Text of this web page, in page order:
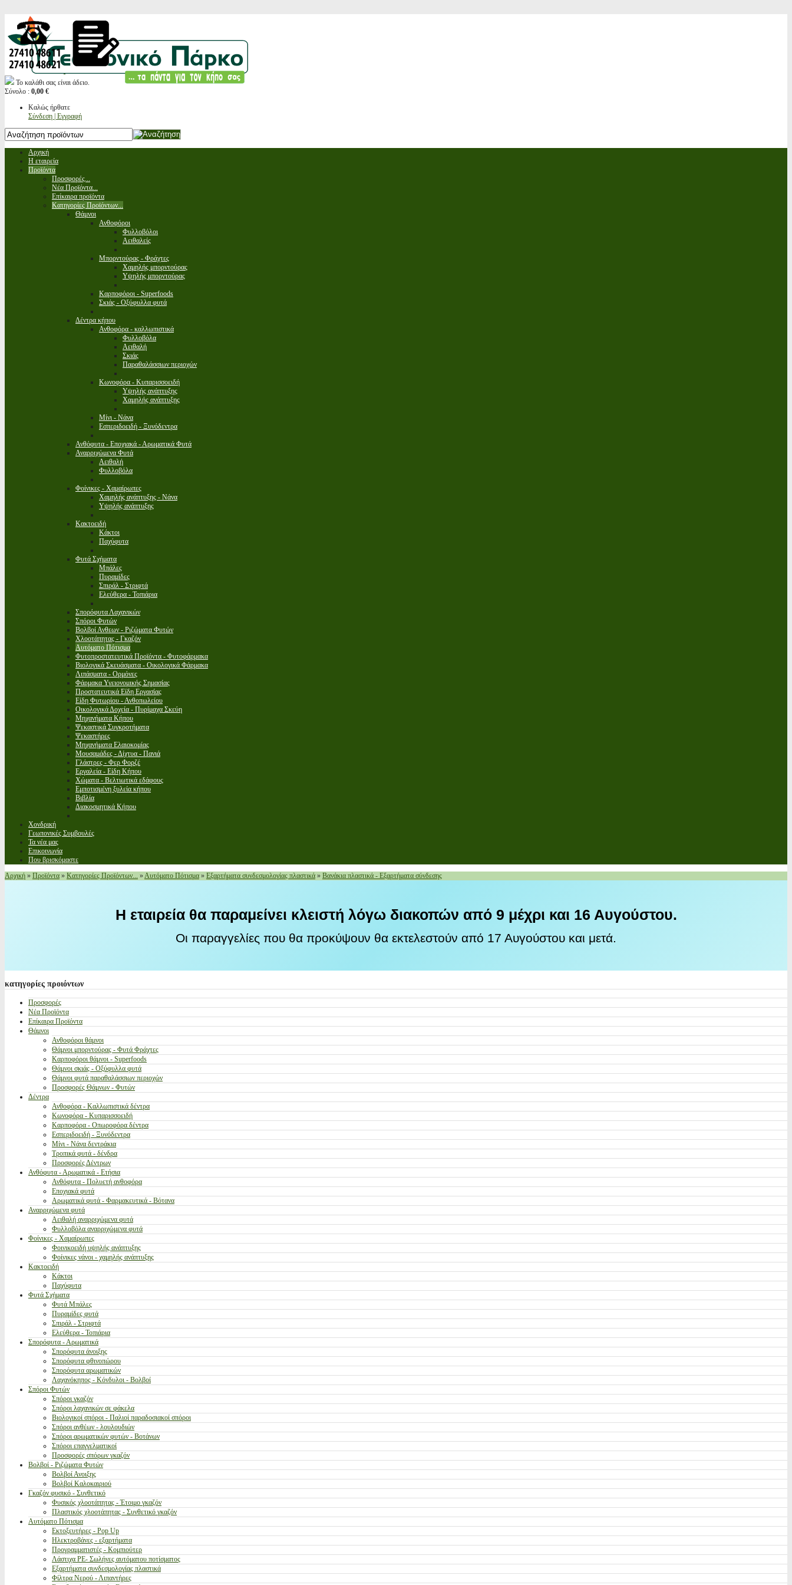
Το καλάθι σας είναι άδειο.
Σύνολο : 0,00 €
Καλώς ήρθατε
Σύνδεση | Εγγραφή
Αρχική
Η εταιρεία
Προϊόντα
Προσφορές...
Νέα Προϊόντα...
Επίκαιρα προϊόντα
Κατηγορίες Προϊόντων...
Θάμνοι
Ανθοφόροι
Φυλλοβόλοι
Αειθαλείς
Μπορντούρας - Φράχτες
Χαμηλής μπορντούρας
Υψηλής μπορντούρας
Καρποφόροι - Superfoods
Σκιάς - Οξύφυλλα φυτά
Δέντρα κήπου
Ανθοφόρα - καλλωπιστικά
Φυλλοβόλα
Αειθαλή
Σκιάς
Παραθαλάσσιων περιοχών
Κωνοφόρα - Κυπαρισσοειδή
Υψηλής ανάπτυξης
Χαμηλής ανάπτυξης
Μίνι - Νάνα
Εσπεριδοειδή - Ξυνόδεντρα
Ανθόφυτα - Εποχιακά - Αρωματικά Φυτά
Αναρριχώμενα Φυτά
Αειθαλή
Φυλλοβόλα
Φοίνικες - Χαμαίρωπες
Χαμηλής ανάπτυξης - Νάνα
Υψηλής ανάπτυξης
Κακτοειδή
Κάκτοι
Παχύφυτα
Φυτά Σχήματα
Μπάλες
Πυραμίδες
Σπιράλ - Στριφτά
Ελεύθερα - Τοπιάρια
Σπορόφυτα Λαχανικών
Σπόροι Φυτών
Βολβοί Ανθεων - Ριζώματα Φυτών
Χλοοτάπητας - Γκαζόν
Αυτόματο Πότισμα
Φυτοπροστατευτικά Προϊόντα - Φυτοφάρμακα
Βιολογικά Σκευάσματα - Οικολογικά Φάρμακα
Λιπάσματα - Ορμόνες
Φάρμακα Υγειονομικής Σημασίας
Προστατευτικά Είδη Εργασίας
Είδη Φυτωρίου - Ανθοπωλείου
Οικολογικά Δοχεία - Πυρίμαχα Σκεύη
Μηχανήματα Κήπου
Ψεκαστικά Συγκροτήματα
Ψεκαστήρες
Μηχανήματα Ελαιοκομίας
Μουσαμάδες - Δίχτυα - Πανιά
Γλάστρες - Φερ Φορζέ
Εργαλεία - Είδη Κήπου
Χώματα - Βελτιωτικά εδάφους
Εμποτισμένη ξυλεία κήπου
Βιβλία
Διακοσμητικά Κήπου
Χονδρική
Γεωπονικές Συμβουλές
Τα νέα μας
Επικοινωνία
Που βρισκόμαστε
Αρχική » Προϊόντα » Κατηγορίες Προϊόντων... »Αυτόματο Πότισμα » Εξαρτήματα συνδεσμολογίας πλαστικά » Βανάκια πλαστικά - Εξαρτήματα σύνδεσης
Η εταιρεία θα παραμείνει κλειστή λόγω διακοπών από 9 μέχρι και 16 Αυγούστου.
Οι παραγγελίες που θα προκύψουν θα εκτελεστούν από 17 Αυγούστου και μετά.
κατηγορίες προιόντων
Προσφορές
Νέα Προϊόντα
Επίκαιρα Προϊόντα
Θάμνοι
Ανθοφόροι θάμνοι
Θάμνοι μπορντούρας - Φυτά Φράχτες
Καρποφόροι θάμνοι - Superfoods
Θάμνοι σκιάς - Οξύφυλλα φυτά
Θάμνοι φυτά παραθαλάσσιων περιοχών
Προσφορές Θάμνων - Φυτών
Δέντρα
Ανθοφόρα - Καλλωπιστικά δέντρα
Κωνοφόρα - Κυπαρισσοειδή
Καρποφόρα - Οπωροφόρα δέντρα
Εσπεριδοειδή - Ξυνόδεντρα
Μίνι - Νάνα δεντράκια
Τροπικά φυτά - δένδρα
Προσφορές Δέντρων
Ανθόφυτα - Αρωματικά - Ετήσια
Ανθόφυτα - Πολυετή ανθοφόρα
Εποχιακά φυτά
Αρωματικά φυτά - Φαρμακευτικά - Βότανα
Αναρριχώμενα φυτά
Αειθαλή αναρριχώμενα φυτά
Φυλλοβόλα αναρριχώμενα φυτά
Φοίνικες - Χαμαίρωπες
Φοινικοειδή υψηλής ανάπτυξης
Φοίνικες νάνοι - χαμηλής ανάπτυξης
Κακτοειδή
Κάκτοι
Παχύφυτα
Φυτά Σχήματα
Φυτά Μπάλες
Πυραμίδες φυτά
Σπιράλ - Στριφτά
Ελεύθερα - Τοπιάρια
Σπορόφυτα - Αρωματικά
Σπορόφυτα άνοιξης
Σπορόφυτα φθινοπώρου
Σπορόφυτα αρωματικών
Λαχανόκηπος - Κόνδυλοι - Βολβοί
Σπόροι Φυτών
Σπόροι γκαζόν
Σπόροι λαχανικών σε φάκελα
Βιολογικοί σπόροι - Παλιοί παραδοσιακοί σπόροι
Σπόροι ανθέων - λουλουδιών
Σπόροι αρωματικών φυτών - Βοτάνων
Σπόροι επαγγελματικοί
Προσφορές σπόρων γκαζόν
Βολβοί - Ριζώματα Φυτών
Βολβοί Ανοιξης
Βολβοί Καλοκαιριού
Γκαζόν φυσικό - Συνθετικό
Φυσικός χλοοτάπητας - Έτοιμο γκαζόν
Πλαστικός χλοοτάπητας - Συνθετικό γκαζόν
Αυτόματο Πότισμα
Εκτοξευτήρες - Pop Up
Ηλεκτροβάνες - εξαρτήματα
Προγραμματιστές - Κομπιούτερ
Λάστιχα PE- Σωλήνες αυτόματου ποτίσματος
Εξαρτήματα συνδεσμολογίας πλαστικά
Φίλτρα Νερού - Λιπαντήρες